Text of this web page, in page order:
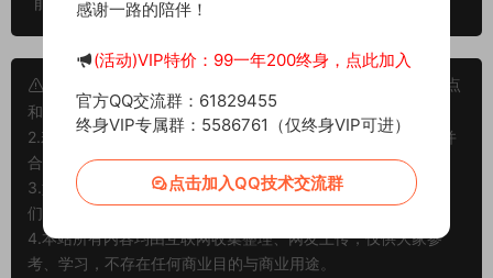
1.本文部分内容转载自其它媒体，但并不代表本站赞同其观点
和对其真实性负责。
2.若您需要商业运营或用于其他商业活动，请您购买正版授权并
合法使用。
3.如果本站有侵犯、不妥之处的资源，请在网站最下方联系我
们。将会第一时间解决！
4.本站所有内容均由互联网收集整理、网友上传，仅供大家参
考、学习，不存在任何商业目的与商业用途。
感谢一路的陪伴！
(活动)VIP特价：99一年200终身，点此加入
官方QQ交流群：61829455
终身VIP专属群：5586761（仅终身VIP可进）
点击加入QQ技术交流群